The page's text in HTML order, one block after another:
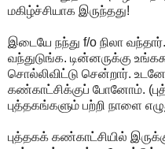
மகிழ்ச்சியாக இருந்தது!
இடையே நந்து f/o நிலா
வந்துடுங்க. டின்னருக்கு
சொல்லிவிட்டு சென்றார். உடனே
கண்காட்சிக்குப் போனோம்.
புத்தகங்களும் பற்றி நாளை
புத்தகக் கண்காட்சியில்